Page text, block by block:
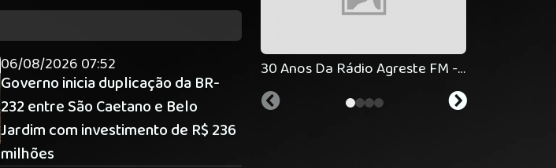
06/08/2026 07:52
Governo inicia duplicação da BR-
232 entre São Caetano e Belo
Jardim com investimento de R$ 236
milhões
30 Anos Da Rádio Agreste FM - Maio/2019